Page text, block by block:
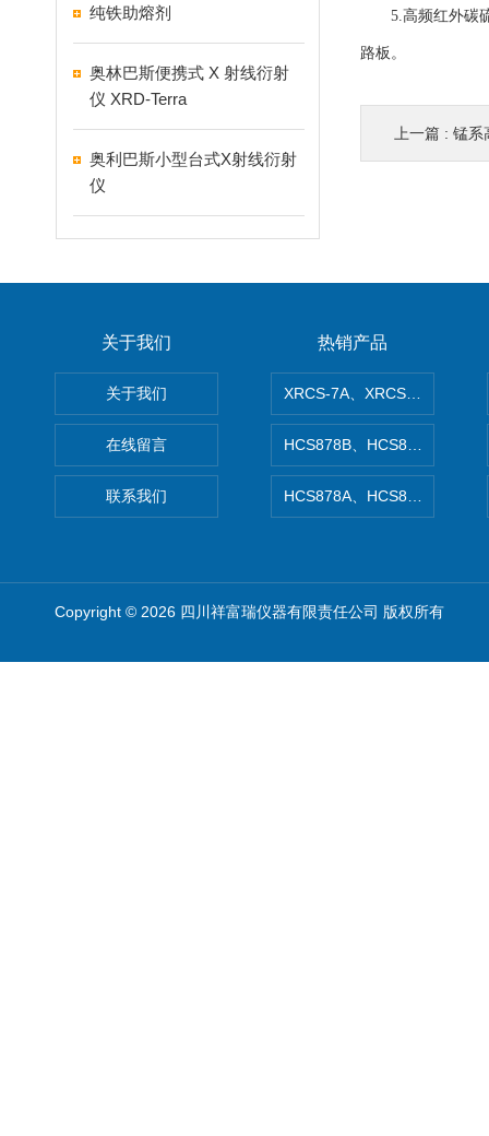
纯铁助熔剂
奥林巴斯便携式 X 射线衍射
仪 XRD-Terra
奥利巴斯小型台式X射线衍射
仪
5.高频红外碳硫
路板。
上一篇 : 锰系
关于我们
关于我们
在线留言
联系我们
热销产品
XRCS-7A、XRCS-7B防腐蚀
HCS878B、HCS878A矿石型
HCS878A、HCS878B非金属
Copyright © 2026 四川祥富瑞仪器有限责任公司 版权所有